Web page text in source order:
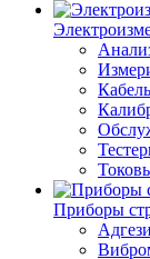
Приборы